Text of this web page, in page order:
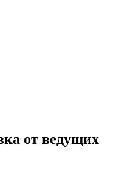
от ведущих